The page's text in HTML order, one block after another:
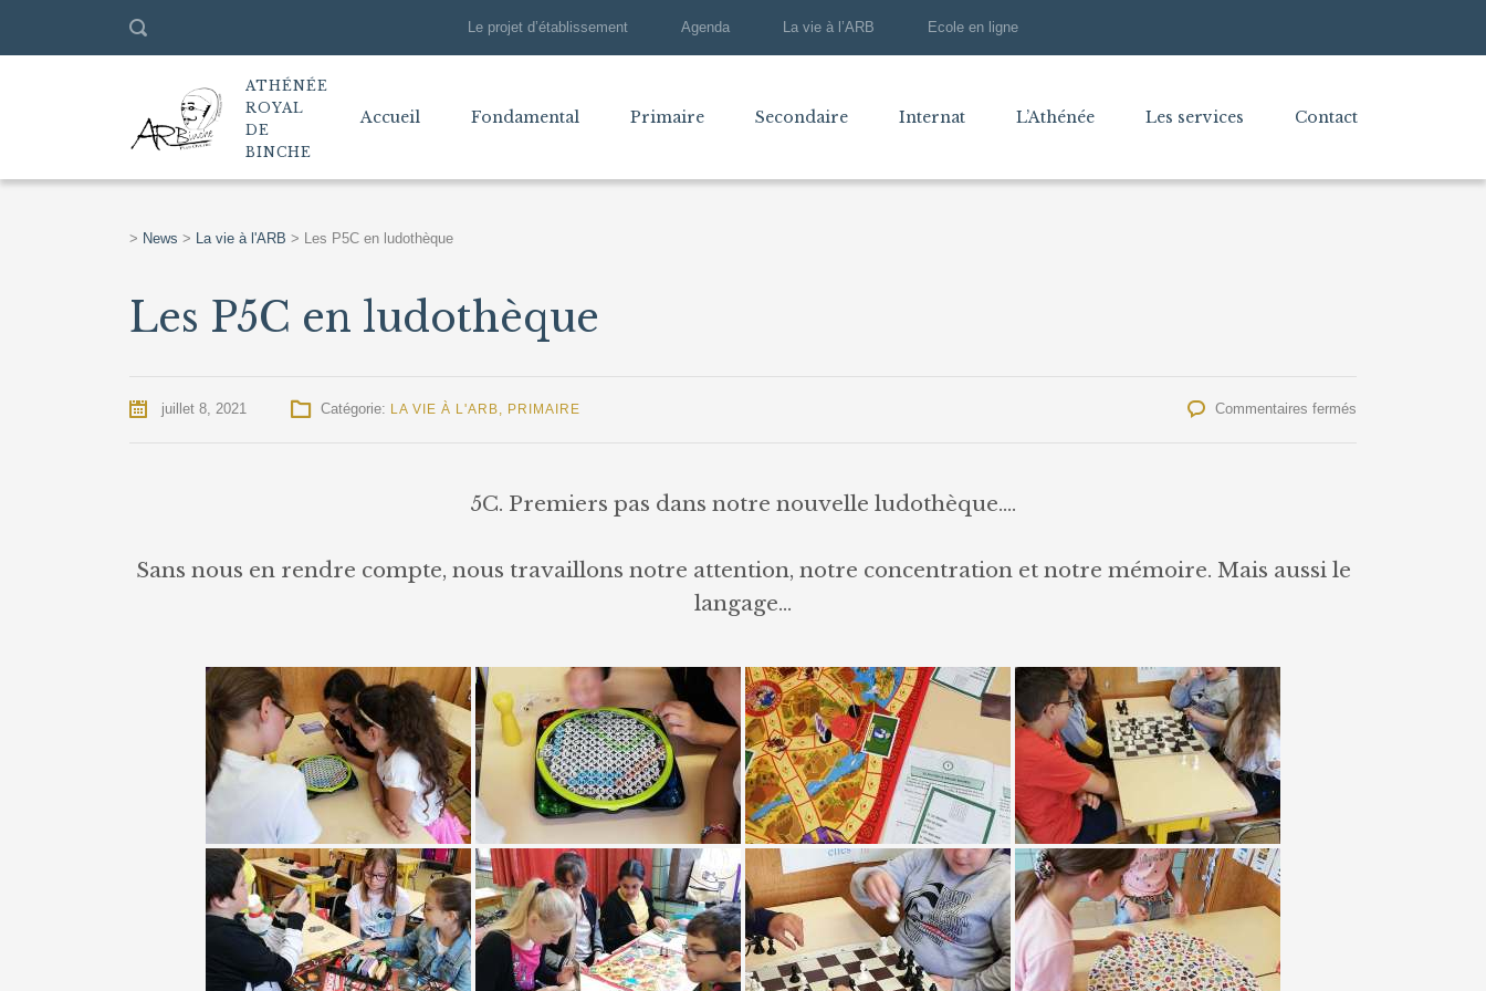
Le projet d’établissement Agenda La vie à l’ARB Ecole en ligne
ATHÉNÉE
ROYAL
DE
BINCHE
Accueil Fondamental Primaire Secondaire Internat L’Athénée Les services Contact
> News > La vie à l'ARB > Les P5C en ludothèque
Les P5C en ludothèque
juillet 8, 2021 Catégorie: LA VIE À L'ARB, PRIMAIRE Commentaires fermés
5C. Premiers pas dans notre nouvelle ludothèque….
Sans nous en rendre compte, nous travaillons notre attention, notre concentration et notre mémoire. Mais aussi le
langage…